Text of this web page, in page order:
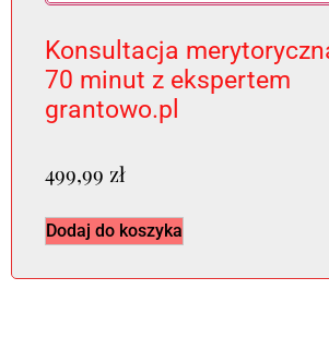
Konsultacja
70 minut z ekspertem
grantowo.pl
499,99 zł
Dodaj do koszyka